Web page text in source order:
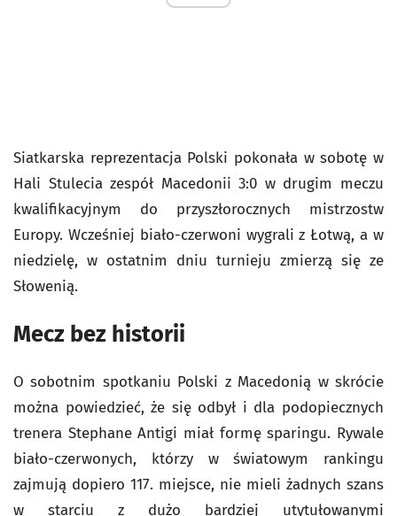
Siatkarska reprezentacja Polski pokonała w sobotę w
Hali Stulecia zespół Macedonii 3:0 w drugim meczu
kwalifikacyjnym do przyszłorocznych mistrzostw
Europy. Wcześniej biało-czerwoni wygrali z Łotwą, a w
niedzielę, w ostatnim dniu turnieju zmierzą się ze
Słowenią.
Mecz bez historii
O sobotnim spotkaniu Polski z Macedonią w skrócie
można powiedzieć, że się odbył i dla podopiecznych
trenera Stephane Antigi miał formę sparingu. Rywale
biało-czerwonych, którzy w światowym rankingu
zajmują dopiero 117. miejsce, nie mieli żadnych szans
w starciu z dużo bardziej utytułowanymi